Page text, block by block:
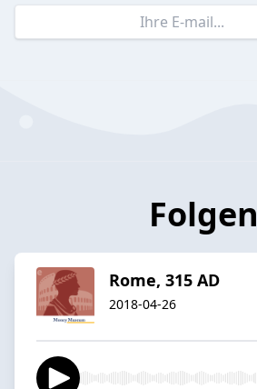
Folgen
Rome, 315 AD
2018-04-26